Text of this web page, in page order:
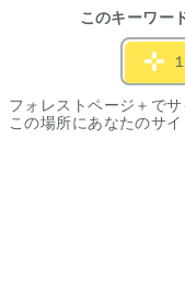
このキーワー
フォレストページ＋で
この場所にあなたのサイ